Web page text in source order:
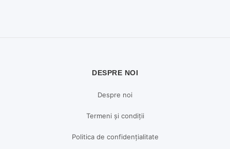
DESPRE NOI
Despre noi
Termeni și condiții
Politica de confidențialitate